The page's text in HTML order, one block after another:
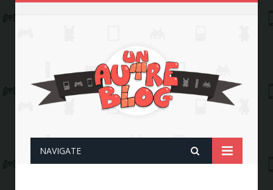
NAVIGATE